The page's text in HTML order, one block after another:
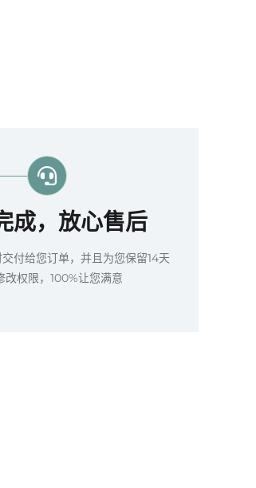
成，放心售后
付给您订单，并且为您保留14天
改权限，100%让您满意